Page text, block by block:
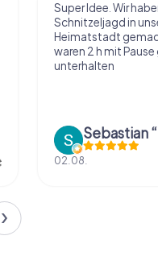
Super Idee. Wir
Schnitzeljagd in
Heimatstadt
waren 2 h mit
unterhalten
02.08.